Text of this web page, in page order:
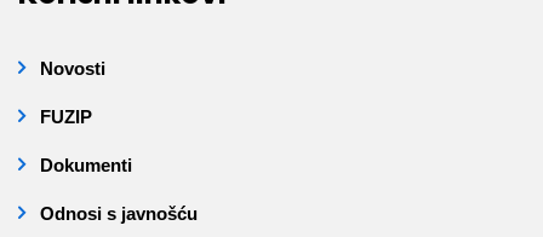
Novosti
FUZIP
Dokumenti
Odnosi s javnošću